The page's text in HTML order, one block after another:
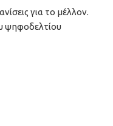
για το μέλλον.
ψηφοδελτίου